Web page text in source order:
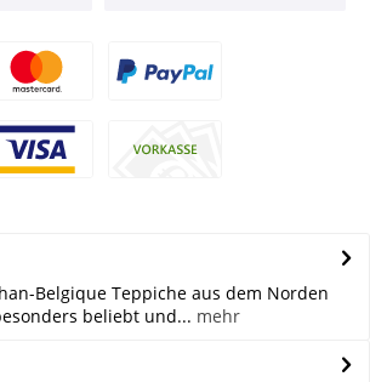
Belgique Teppiche aus dem Norden
beliebt und... mehr